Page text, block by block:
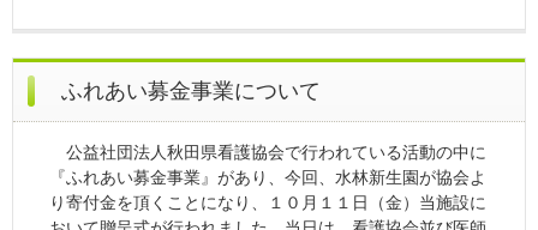
ふれあい募金事業について
公益社団法人秋田県看護協会で行われている活動の中に
『ふれあい募金事業』があり、今回、水林新生園が協会よ
り寄付金を頂くことになり、１０月１１日（金）当施設に